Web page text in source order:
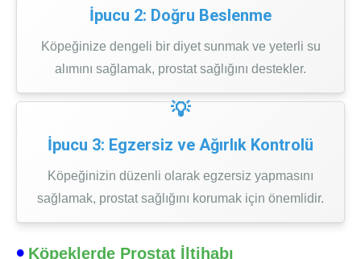
İpucu 2: Doğru Beslenme
Köpeğinize dengeli bir diyet sunmak ve yeterli su
alımını sağlamak, prostat sağlığını destekler.
İpucu 3: Egzersiz ve Ağırlık Kontrolü
Köpeğinizin düzenli olarak egzersiz yapmasını
sağlamak, prostat sağlığını korumak için önemlidir.
Köpeklerde Prostat İltihabı